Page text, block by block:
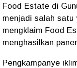
Food Estate di
menjadi salah satu
mengklaim Food
menghasilkan
Pengkampanye